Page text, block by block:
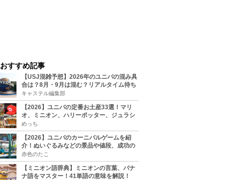
おすすめ記事
【USJ混雑予想】2026年のユニバの混み具
合は？8月・9月は混む？リアルタイム待ち
時間アプリも
キャステル編集部
【2026】ユニバの定番お土産33選！マリ
オ、ミニオン、ハリーポッター、ジュラシ
ックパーク、セサミ、SINGなどのグッズ情
報
めっち
【2026】ユニバのカーニバルゲームを紹
介！ぬいぐるみなどの景品や値段、成功の
コツ、実施場所まとめ
赤色のたこ
【ミニオン語辞典】ミニオンの言葉、バナ
ナ語をマスター！41単語の意味を解説！